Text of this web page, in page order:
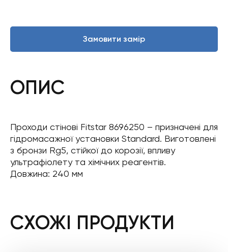
Замовити замір
ОПИС
Проходи стінові Fitstar 8696250 – призначені для
гідромасажної установки Standard. Виготовлені
з бронзи Rg5, стійкої до корозії, впливу
ультрафіолету та хімічних реагентів.
Довжина: 240 мм
СХОЖІ ПРОДУКТИ